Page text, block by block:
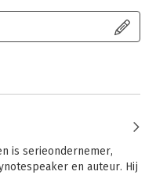
is serieondernemer,
en auteur. Hij